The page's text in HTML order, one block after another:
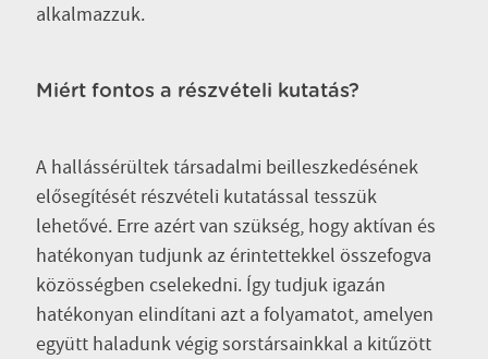
alkalmazzuk.
Miért fontos a részvételi kutatás?
A hallássérültek társadalmi beilleszkedésének
elősegítését részvételi kutatással tesszük
lehetővé. Erre azért van szükség, hogy aktívan és
hatékonyan tudjunk az érintettekkel összefogva
közösségben cselekedni. Így tudjuk igazán
hatékonyan elindítani azt a folyamatot, amelyen
együtt haladunk végig sorstársainkkal a kitűzött